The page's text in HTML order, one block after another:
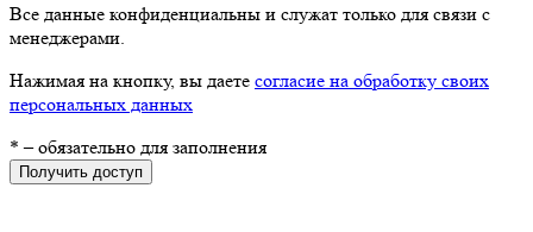
Все данные конфиденциальны и служат только для связи с
менеджерами.
Нажимая на кнопку, вы даете согласие на обработку своих
персональных данных
* – обязательно для заполнения
Получить доступ